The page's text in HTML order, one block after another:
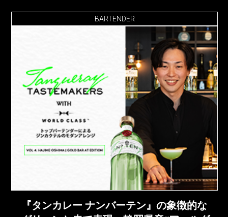
BARTENDER
『タンカレー ナンバーテン』の象徴的な